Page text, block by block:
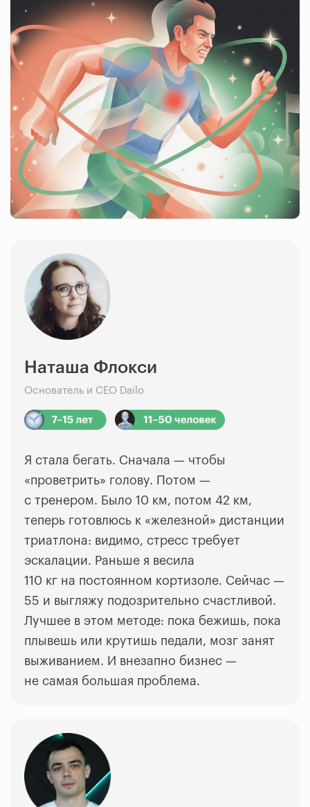
Наташа Флокси
Основатель и CEO Dailo
Я стала бегать. Сначала — чтобы
«проветрить» голову. Потом —
с тренером. Было 10 км, потом 42 км,
теперь готовлюсь к «железной» дистанции
триатлона: видимо, стресс требует
эскалации. Раньше я весила
110 кг на постоянном кортизоле. Сейчас —
55 и выгляжу подозрительно счастливой.
Лучшее в этом методе: пока бежишь, пока
плывешь или крутишь педали, мозг занят
выживанием. И внезапно бизнес —
не самая большая проблема.